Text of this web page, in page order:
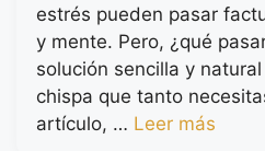
estrés pueden pasar
y mente. Pero, ¿qué
solución sencilla y
chispa que tanto
artículo, … Leer más